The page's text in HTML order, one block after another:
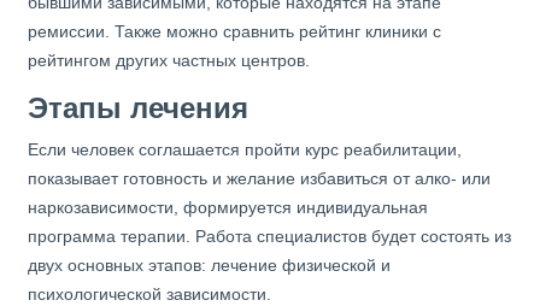
ремиссии. Также можно сравнить рейтинг клиники с
рейтингом других частных центров.
Этапы лечения
Если человек соглашается пройти курс реабилитации,
показывает готовность и желание избавиться от алко- или
наркозависимости, формируется индивидуальная
программа терапии. Работа специалистов будет состоять из
двух основных этапов: лечение физической и
психологической зависимости.